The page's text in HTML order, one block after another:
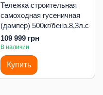
Тележка строительная
самоходная гусеничная
(дампер) 500кг/бенз.8,3л.с
109 999 грн
В наличии
Купить